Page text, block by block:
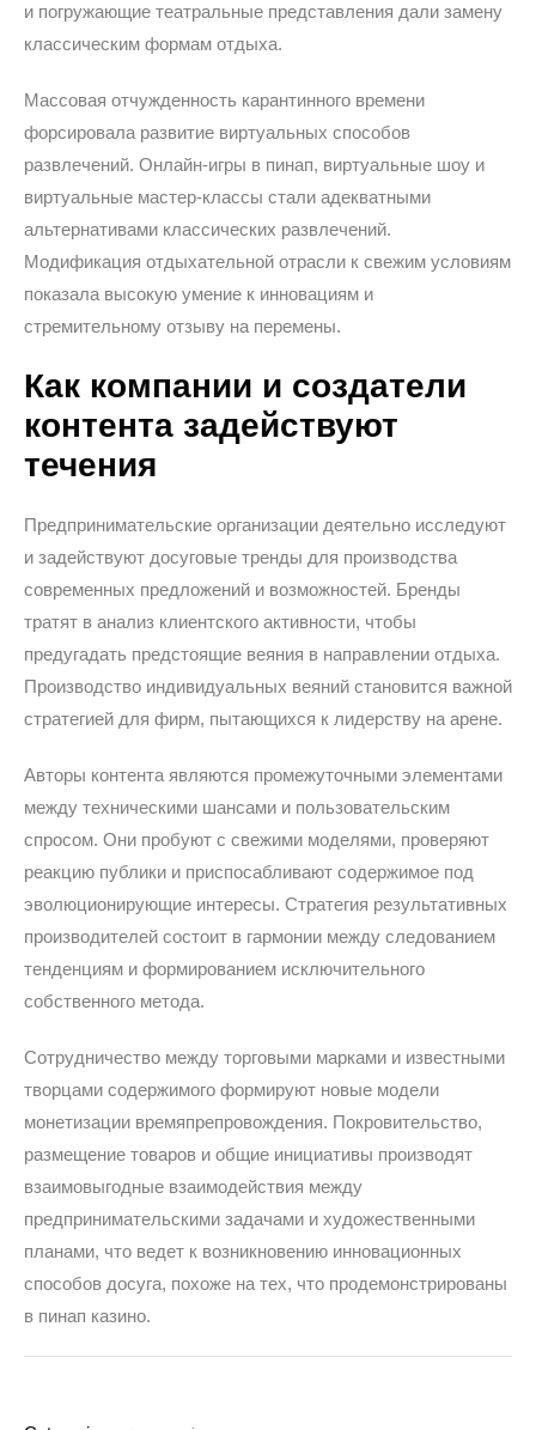
и погружающие театральные представления дали замену
классическим формам отдыха.
Массовая отчужденность карантинного времени
форсировала развитие виртуальных способов
развлечений. Онлайн-игры в пинап, виртуальные шоу и
виртуальные мастер-классы стали адекватными
альтернативами классических развлечений.
Модификация отдыхательной отрасли к свежим условиям
показала высокую умение к инновациям и
стремительному отзыву на перемены.
Как компании и создатели
контента задействуют
течения
Предпринимательские организации деятельно исследуют
и задействуют досуговые тренды для производства
современных предложений и возможностей. Бренды
тратят в анализ клиентского активности, чтобы
предугадать предстоящие веяния в направлении отдыха.
Производство индивидуальных веяний становится важной
стратегией для фирм, пытающихся к лидерству на арене.
Авторы контента являются промежуточными элементами
между техническими шансами и пользовательским
спросом. Они пробуют с свежими моделями, проверяют
реакцию публики и приспосабливают содержимое под
эволюционирующие интересы. Стратегия результативных
производителей состоит в гармонии между следованием
тенденциям и формированием исключительного
собственного метода.
Сотрудничество между торговыми марками и известными
творцами содержимого формируют новые модели
монетизации времяпрепровождения. Покровительство,
размещение товаров и общие инициативы производят
взаимовыгодные взаимодействия между
предпринимательскими задачами и художественными
планами, что ведет к возникновению инновационных
способов досуга, похоже на тех, что продемонстрированы
в пинап казино.